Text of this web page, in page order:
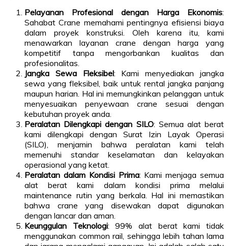
Pelayanan Profesional dengan Harga Ekonomis:
Sahabat Crane memahami pentingnya efisiensi biaya
dalam proyek konstruksi. Oleh karena itu, kami
menawarkan layanan crane dengan harga yang
kompetitif tanpa mengorbankan kualitas dan
profesionalitas.
Jangka Sewa Fleksibel: Kami menyediakan jangka
sewa yang fleksibel, baik untuk rental jangka panjang
maupun harian. Hal ini memungkinkan pelanggan untuk
menyesuaikan penyewaan crane sesuai dengan
kebutuhan proyek anda.
Peralatan Dilengkapi dengan SILO: Semua alat berat
kami dilengkapi dengan Surat Izin Layak Operasi
(SILO), menjamin bahwa peralatan kami telah
memenuhi standar keselamatan dan kelayakan
operasional yang ketat.
Peralatan dalam Kondisi Prima: Kami menjaga semua
alat berat kami dalam kondisi prima melalui
maintenance rutin yang berkala. Hal ini memastikan
bahwa crane yang disewakan dapat digunakan
dengan lancar dan aman.
Keunggulan Teknologi: 99% alat berat kami tidak
menggunakan common rail, sehingga lebih tahan lama